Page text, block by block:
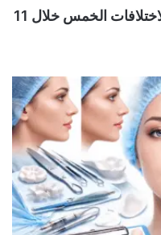
«فتح عينك كويس».. اعثر على الاختلافات الخمس خلال 11